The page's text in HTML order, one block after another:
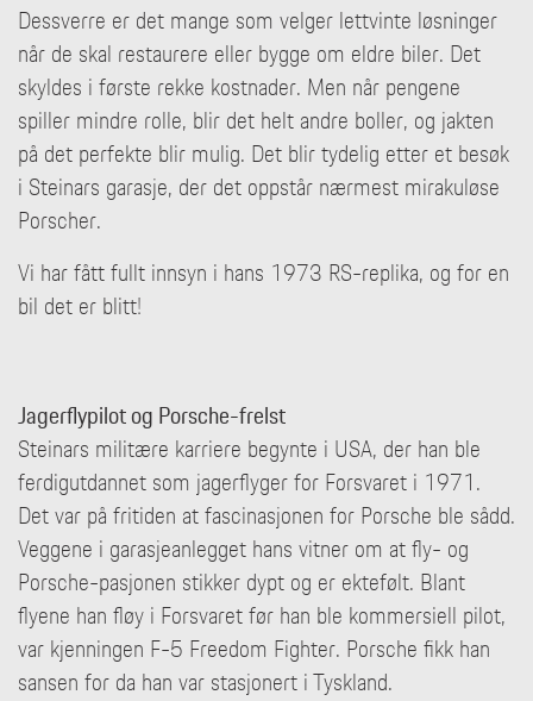
Dessverre er det mange som velger lettvinte løsninger
når de skal restaurere eller bygge om eldre biler. Det
skyldes i første rekke kostnader. Men når pengene
spiller mindre rolle, blir det helt andre boller, og jakten
på det perfekte blir mulig. Det blir tydelig etter et besøk
i Steinars garasje, der det oppstår nærmest mirakuløse
Porscher.
Vi har fått fullt innsyn i hans 1973 RS-replika, og for en
bil det er blitt!
Jagerflypilot og Porsche-frelst
Steinars militære karriere begynte i USA, der han ble
ferdigutdannet som jagerflyger for Forsvaret i 1971.
Det var på fritiden at fascinasjonen for Porsche ble sådd.
Veggene i garasjeanlegget hans vitner om at fly- og
Porsche-pasjonen stikker dypt og er ektefølt. Blant
flyene han fløy i Forsvaret før han ble kommersiell pilot,
var kjenningen F-5 Freedom Fighter. Porsche fikk han
sansen for da han var stasjonert i Tyskland.